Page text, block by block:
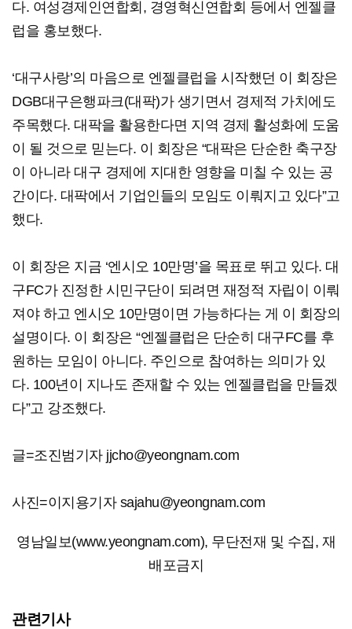
다. 여성경제인연합회, 경영혁신연합회 등에서 엔젤클
럽을 홍보했다.
‘대구사랑’의 마음으로 엔젤클럽을 시작했던 이 회장은
DGB대구은행파크(대팍)가 생기면서 경제적 가치에도
주목했다. 대팍을 활용한다면 지역 경제 활성화에 도움
이 될 것으로 믿는다. 이 회장은 “대팍은 단순한 축구장
이 아니라 대구 경제에 지대한 영향을 미칠 수 있는 공
간이다. 대팍에서 기업인들의 모임도 이뤄지고 있다”고
했다.
이 회장은 지금 ‘엔시오 10만명’을 목표로 뛰고 있다. 대
구FC가 진정한 시민구단이 되려면 재정적 자립이 이뤄
져야 하고 엔시오 10만명이면 가능하다는 게 이 회장의
설명이다. 이 회장은 “엔젤클럽은 단순히 대구FC를 후
원하는 모임이 아니다. 주인으로 참여하는 의미가 있
다. 100년이 지나도 존재할 수 있는 엔젤클럽을 만들겠
다”고 강조했다.
글=조진범기자 jjcho@yeongnam.com
사진=이지용기자 sajahu@yeongnam.com
영남일보(www.yeongnam.com), 무단전재 및 수집, 재
배포금지
관련기사